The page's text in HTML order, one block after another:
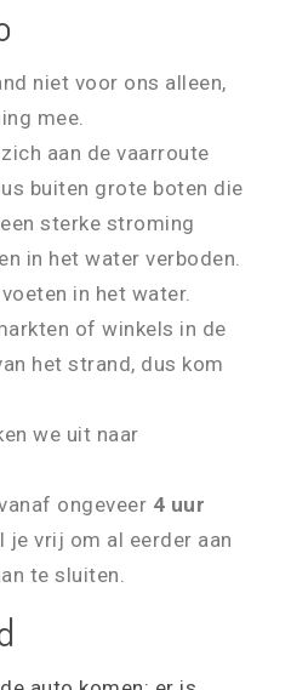
niet voor ons alleen,
mee.
aan de vaarroute
buiten grote boten die
sterke stroming
in het water verboden.
in het water.
of winkels in de
het strand, dus kom
we uit naar
ongeveer 4 uur
je vrij om al eerder aan
te sluiten.